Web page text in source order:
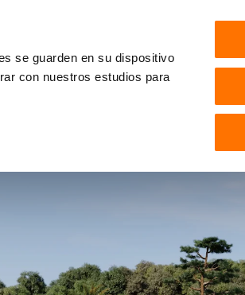
se guarden en su dispositivo
con nuestros estudios para